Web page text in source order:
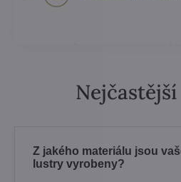
Z jakého materiálu jsou
lustry vyrobeny?